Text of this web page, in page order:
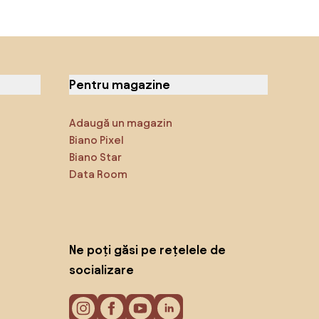
Pentru magazine
Adaugă un magazin
Biano Pixel
Biano Star
Data Room
Ne poți găsi pe rețelele de
socializare